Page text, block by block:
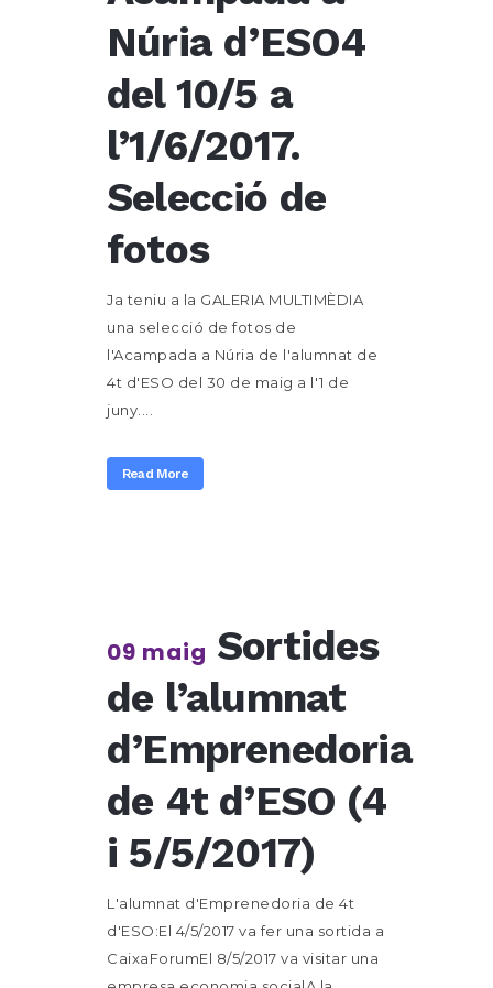
Núria d’ESO4
del 10/5 a
l’1/6/2017.
Selecció de
fotos
Ja teniu a la GALERIA MULTIMÈDIA
una selecció de fotos de
l'Acampada a Núria de l'alumnat de
4t d'ESO del 30 de maig a l'1 de
juny....
Read More
09 maig Sortides
de l’alumnat
d’Emprenedoria
de 4t d’ESO (4
i 5/5/2017)
L'alumnat d'Emprenedoria de 4t
d'ESO:El 4/5/2017 va fer una sortida a
CaixaForumEl 8/5/2017 va visitar una